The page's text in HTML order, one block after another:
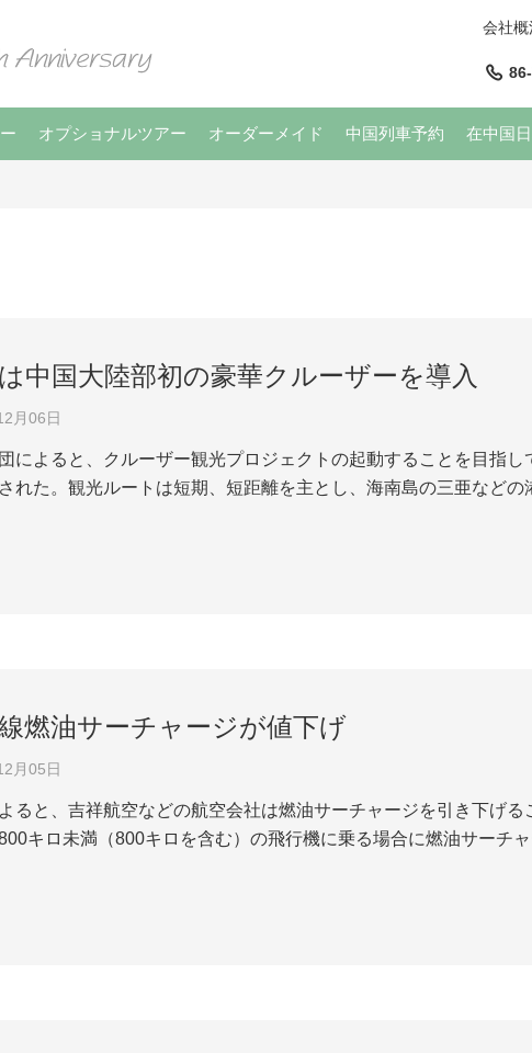
会社概
オプショナルツアー オーダーメイド 中国列車予約 在中国
中国大陸部初の豪華クルーザーを導入
月06日
によると、クルーザー観光プロジェクトの起動することを目指
れた。観光ルートは短期、短距離を主とし、海南島の三亜など
燃油サーチャージが値下げ
月05日
ると、吉祥航空などの航空会社は燃油サーチャージを引き下げ
キロ未満（800キロを含む）の飛行機に乗る場合に燃油サーチ